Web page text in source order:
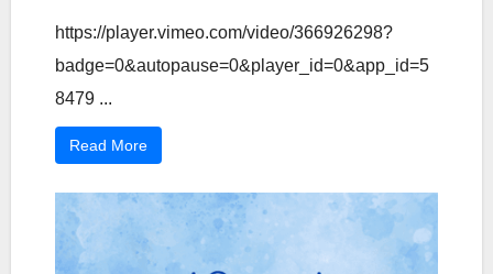
https://player.vimeo.com/video/366926298?
badge=0&autopause=0&player_id=0&app_id=5
8479 ...
Read More